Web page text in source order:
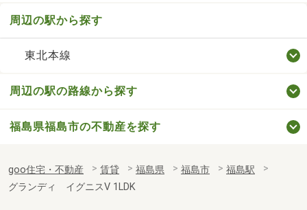
周辺の駅から探す
東北本線
周辺の駅の路線から探す
福島県福島市の不動産を探す
goo住宅・不動産 賃貸 福島県 福島市
福島駅
グランディ イグニスⅤ 1LDK